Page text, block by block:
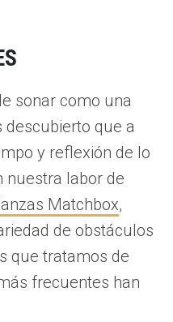
sonar como una
descubierto que a
y reflexión de lo
nuestra labor de
Matchbox,
de obstáculos
que tratamos de
frecuentes han